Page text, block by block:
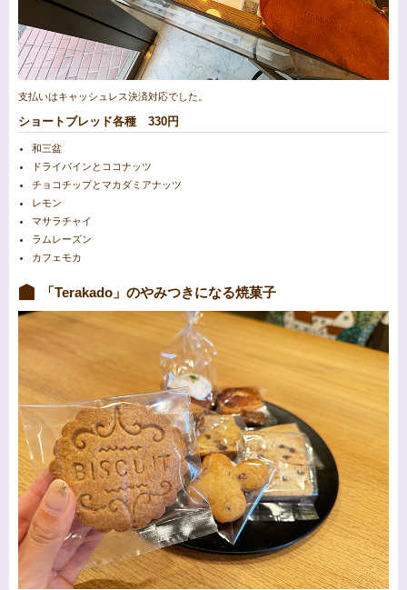
支払いはキャッシュレス決済対応でした。
ショートブレッド各種 330円
和三盆
ドライパインとココナッツ
チョコチップとマカダミアナッツ
レモン
マサラチャイ
ラムレーズン
カフェモカ
「Terakado」のやみつきになる焼菓子